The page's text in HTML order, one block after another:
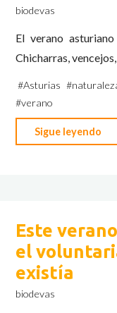
biodevas
El verano
Chicharras,
#Asturias #
#verano
Sigue leyendo
lo
Este
el
existía
biodevas